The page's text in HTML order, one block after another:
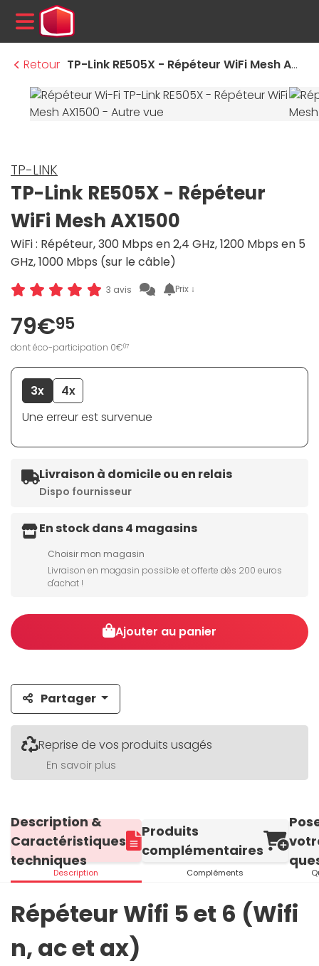
MENU
Retour
TP-Link RE505X - Répéteur WiFi Mesh AX1500
TP-LINK
TP-Link RE505X - Répéteur
WiFi Mesh AX1500
WiFi : Répéteur, 300 Mbps en 2,4 GHz, 1200 Mbps en 5
GHz, 1000 Mbps (sur le câble)
3 avis Prix ↓
79€95
dont éco-participation 0€07
3x
4x
Une erreur est survenue
Livraison à domicile ou en relais
Dispo fournisseur
En stock dans 4 magasins
Choisir mon magasin
Livraison en magasin possible et offerte dès 200 euros
d'achat !
Ajouter au panier
Partager
Reprise de vos produits usagés
En savoir plus
Description &
Caractéristiques
techniques
Description
Produits
complémentaires
Compléments
Répéteur Wifi 5 et 6 (Wifi
n, ac et ax)